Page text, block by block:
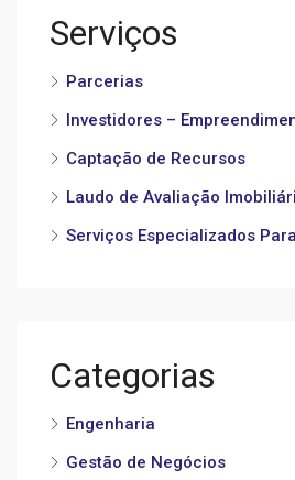
Serviços
Parcerias
Investidores –
Captação de Recursos
Laudo de Avaliação
Serviços Especializados
Categorias
Engenharia
Gestão de Negócios